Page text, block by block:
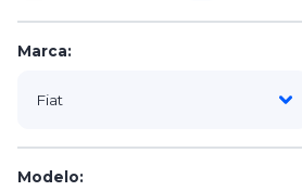
Marca:
Modelo: